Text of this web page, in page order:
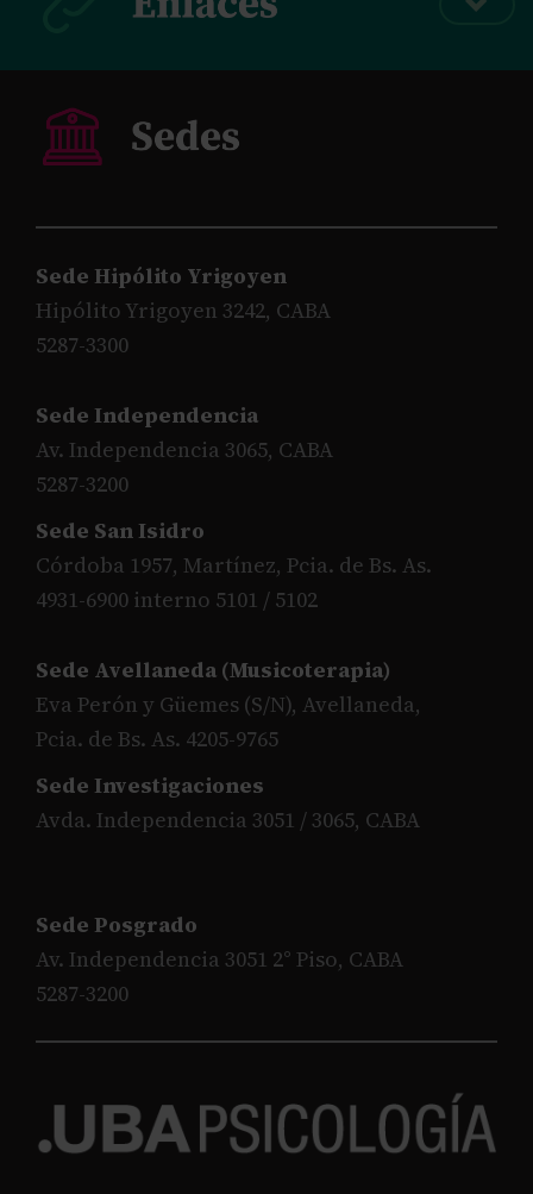
Sede Hipólito Yrigoyen
Hipólito Yrigoyen 3242, CABA
5287-3300
Sede Independencia
Av. Independencia 3065, CABA
5287-3200
Sede San Isidro
Córdoba 1957, Martínez, Pcia. de Bs. As.
4931-6900 interno 5101 / 5102
Sede Avellaneda (Musicoterapia)
Eva Perón y Güemes (S/N), Avellaneda,
Pcia. de Bs. As. 4205-9765
Sede Investigaciones
Avda. Independencia 3051 / 3065, CABA
Sede Posgrado
Av. Independencia 3051 2° Piso, CABA
5287-3200